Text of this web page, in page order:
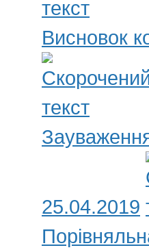
Висновок
25.04.2019